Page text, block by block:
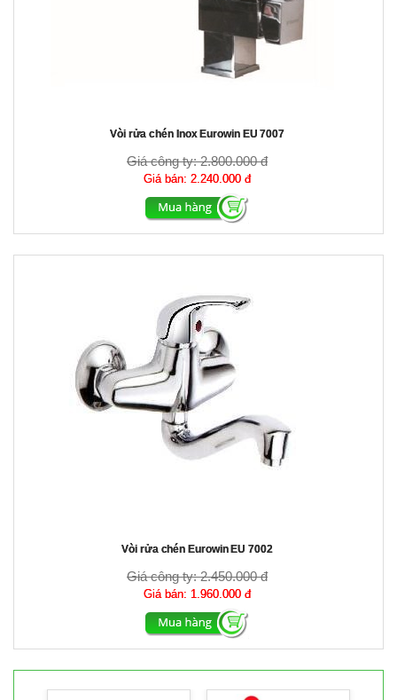
Vòi rửa chén Inox Eurowin EU 7007
Giá công ty:2.800.000 đ
Giá bán: 2.240.000 đ
Vòi rửa chén Eurowin EU 7002
Giá công ty:2.450.000 đ
Giá bán: 1.960.000 đ